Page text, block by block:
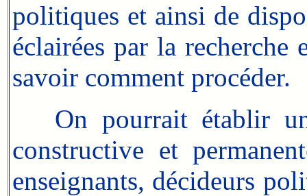
politiques et ainsi de
éclairées par la
savoir comment procéder.
On pourrait établir un
constructive et
enseignants, décideurs